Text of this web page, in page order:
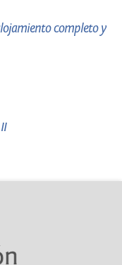
completo y